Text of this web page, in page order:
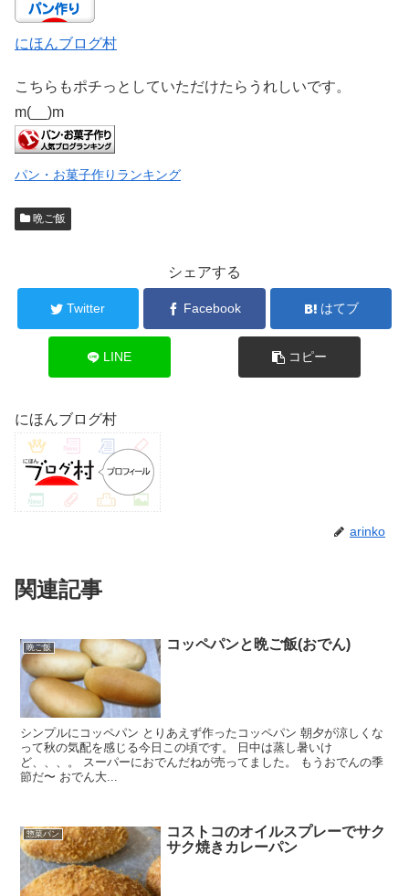
にほんブログ村
こちらもポチっとしていただけたらうれしいです。
m(__)m
パン・お菓子作りランキング
晩ご飯
シェアする
Twitter Facebook はてブ
LINE コピー
にほんブログ村
arinko
関連記事
晩ご飯 コッペパンと晩ご飯(おでん)
シンプルにコッペパン とりあえず作ったコッペパン 朝夕が涼しくな
って秋の気配を感じる今日この頃です。 日中は蒸し暑いけ
ど、、、。 スーパーにおでんだねが売ってました。 もうおでんの季
節だ〜 おでん大...
惣菜パン
コストコのオイルスプレーでサク
サク焼きカレーパン